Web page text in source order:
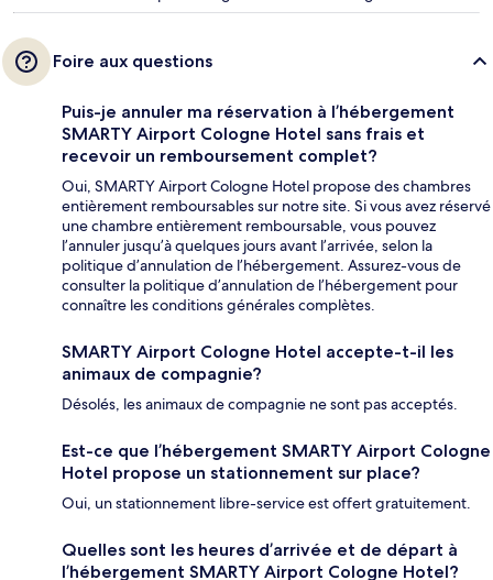
Foire aux questions
Puis-je annuler ma réservation à l’hébergement
SMARTY Airport Cologne Hotel sans frais et
recevoir un remboursement complet?
Oui, SMARTY Airport Cologne Hotel propose des chambres
entièrement remboursables sur notre site. Si vous avez réservé
une chambre entièrement remboursable, vous pouvez
l’annuler jusqu’à quelques jours avant l’arrivée, selon la
politique d’annulation de l’hébergement. Assurez-vous de
consulter la politique d’annulation de l’hébergement pour
connaître les conditions générales complètes.
SMARTY Airport Cologne Hotel accepte-t-il les
animaux de compagnie?
Désolés, les animaux de compagnie ne sont pas acceptés.
Est-ce que l’hébergement SMARTY Airport Cologne
Hotel propose un stationnement sur place?
Oui, un stationnement libre-service est offert gratuitement.
Quelles sont les heures d’arrivée et de départ à
l’hébergement SMARTY Airport Cologne Hotel?